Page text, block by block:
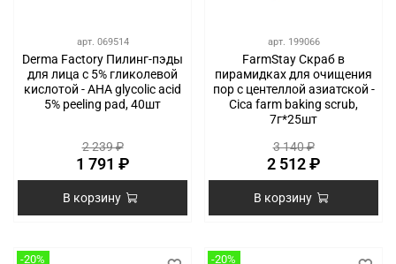
арт. 069514
Derma Factory Пилинг-пэды
для лица с 5% гликолевой
кислотой - АНА glycolic acid
5% peeling pad, 40шт
2 239 ₽
1 791 ₽
В корзину
арт. 199066
FarmStay Скраб в
пирамидках для очищения
пор с центеллой азиатской -
Cica farm baking scrub,
7г*25шт
3 140 ₽
2 512 ₽
В корзину
-20% -20%